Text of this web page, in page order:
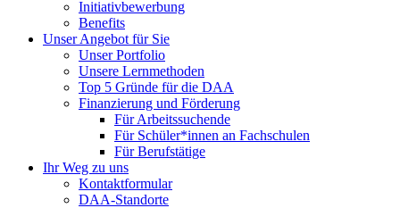
Initiativbewerbung
Benefits
Unser Angebot für Sie
Unser Portfolio
Unsere Lernmethoden
Top 5 Gründe für die DAA
Finanzierung und Förderung
Für Arbeitssuchende
Für Schüler*innen an Fachschulen
Für Berufstätige
Ihr Weg zu uns
Kontaktformular
DAA-Standorte